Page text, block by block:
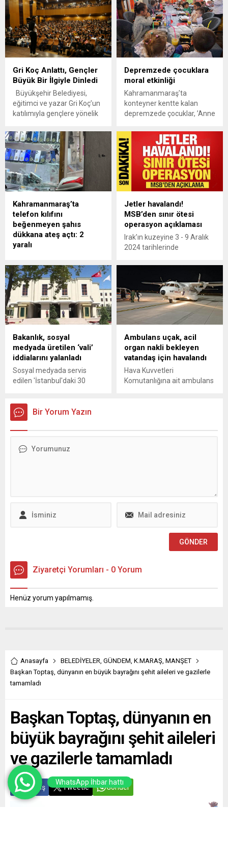
Gri Koç Anlattı, Gençler
Büyük Bir İlgiyle Dinledi
Büyükşehir Belediyesi,
eğitimci ve yazar Gri Koç’un
katılımıyla gençlere yönelik
eğitim semineri düzenledi.
Gençlerin sınav
dönemindeki stresini
azaltmak ve başarıya giden
yolda rehberlik etmek
amacıyla gerçekleştirilen
dikkat çekti.
Kahramanmaraş
Büyükşehir Belediyesi,
gençlerin eğitimine yönelik
desteklerine bir yenisini
Depremzede çocuklara
moral etkinliği
Kahramanmaraş’ta
konteyner kentte kalan
depremzede çocuklar, ’Anne
geldi.
Kahramanmaraş’ta
telefon kılıfını
beğenmeyen şahıs
dükkana ateş açtı: 2
yaralı
telefon dükkanında,
beğenmediği kılıflar
nedeniyle sinirlenen bir
şahıs iş yerine pompalı
tüfekle ateş açtı. Olayda 2
kişi hafif yaralandı, şüpheli
yakalandı.
Jetler havalandı!
MSB’den sınır ötesi
operasyon açıklaması
Irak’ın kuzeyine 3 - 9 Aralık
2024 tarihlerinde
harekâtları sonucunda
Hakurk, Gara ve Metina
bölgelerinde 9 PKK'lı
teröristin etkisiz hâle
getirildiği belirlendi.
Bakanlık, sosyal
medyada üretilen ‘vali’
iddialarını yalanladı
Sosyal medyada servis
edilen 'İstanbul'daki 30
iddialara İçişleri
Bakanlığı'ndan açıklama
geldi. Bakanlık, söz konusu
yansıtmadığını belirtti.
Ambulans uçak, acil
organ nakli bekleyen
vatandaş için havalandı
Hava Kuvvetleri
Komutanlığına ait ambulans
MSB, konuyla ilgili açıklama
Bir Yorum Yazın
Ziyaretçi Yorumları - 0 Yorum
Henüz yorum yapılmamış.
Anasayfa BELEDİYELER, GÜNDEM, K.MARAŞ, MANŞET
Başkan Toptaş, dünyanın en büyük bayrağını şehit aileleri ve gazilerle
tamamladı
Başkan Toptaş, dünyanın en
büyük bayrağını şehit aileleri
ve gazilerle tamamladı
Paylaş Tweetle Gönder
WhatsApp İhbar hattı